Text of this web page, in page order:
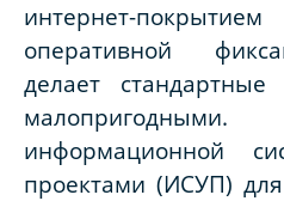
интернет-
оперативной
делает
информационной
проектами (ИСУП)